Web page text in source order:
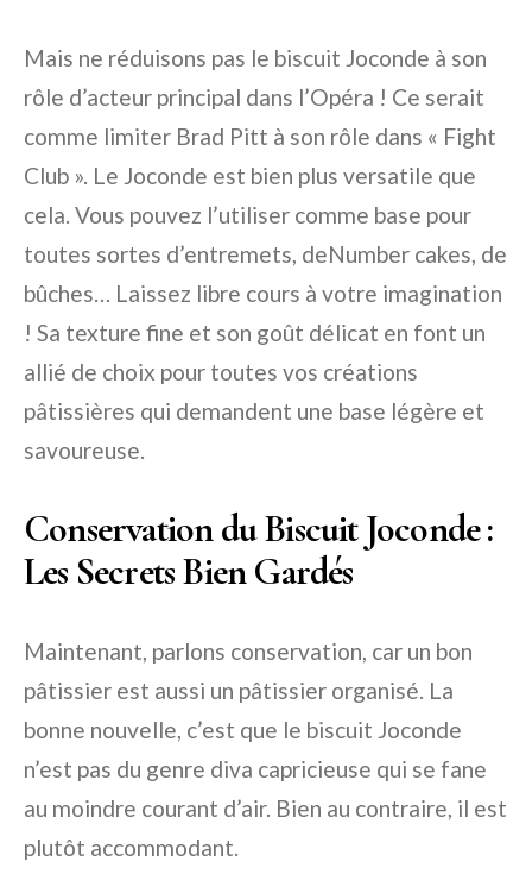
Mais ne réduisons pas le biscuit Joconde à son
rôle d’acteur principal dans l’Opéra ! Ce serait
comme limiter Brad Pitt à son rôle dans « Fight
Club ». Le Joconde est bien plus versatile que
cela. Vous pouvez l’utiliser comme base pour
toutes sortes d’entremets, deNumber cakes, de
bûches… Laissez libre cours à votre imagination
! Sa texture fine et son goût délicat en font un
allié de choix pour toutes vos créations
pâtissières qui demandent une base légère et
savoureuse.
Conservation du Biscuit Joconde :
Les Secrets Bien Gardés
Maintenant, parlons conservation, car un bon
pâtissier est aussi un pâtissier organisé. La
bonne nouvelle, c’est que le biscuit Joconde
n’est pas du genre diva capricieuse qui se fane
au moindre courant d’air. Bien au contraire, il est
plutôt accommodant.